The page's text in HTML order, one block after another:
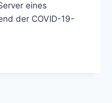
eines
der COVID-19-